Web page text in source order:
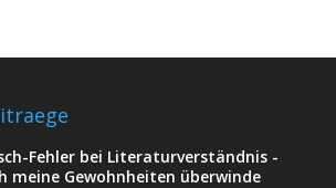
Fehler bei Literaturverständnis -
meine Gewohnheiten überwinde